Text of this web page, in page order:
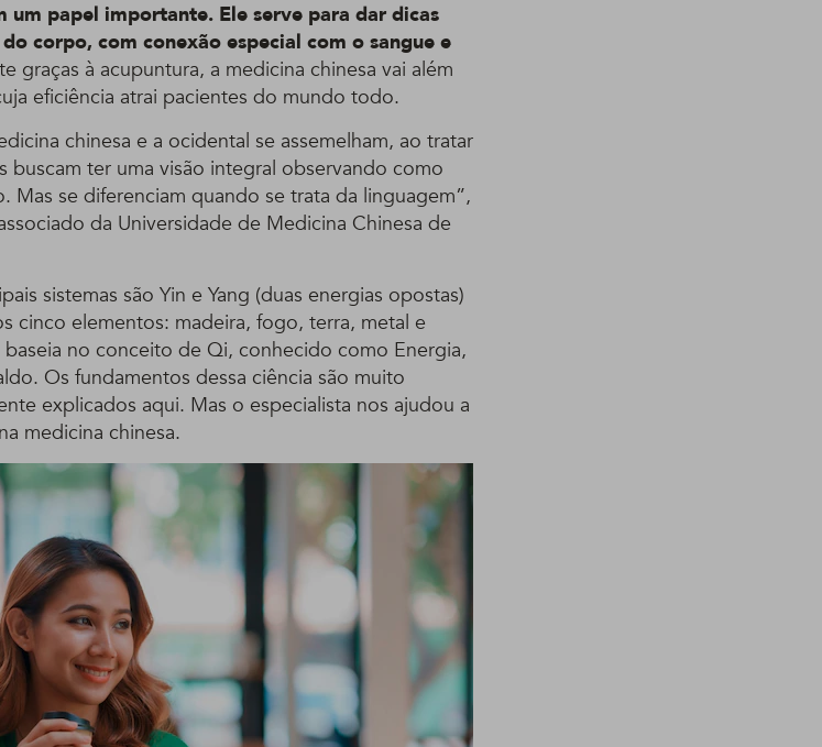
um papel importante. Ele serve para dar dicas
corpo, com conexão especial com o sangue e
graças à acupuntura, a medicina chinesa vai além
eficiência atrai pacientes do mundo todo.
chinesa e a ocidental se assemelham, ao tratar
buscam ter uma visão integral observando como
Mas se diferenciam quando se trata da linguagem”,
da Universidade de Medicina Chinesa de
sistemas são Yin e Yang (duas energias opostas)
cinco elementos: madeira, fogo, terra, metal e
no conceito de Qi, conhecido como Energia,
Os fundamentos dessa ciência são muito
explicados aqui. Mas o especialista nos ajudou a
medicina chinesa.